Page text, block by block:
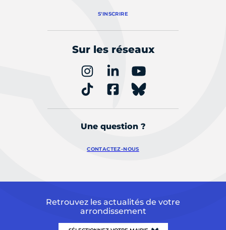
S'INSCRIRE
Sur les réseaux
Une question ?
CONTACTEZ-NOUS
Retrouvez les actualités de votre
arrondissement